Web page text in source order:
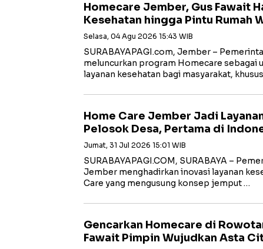
Homecare Jember, Gus Fawait
Kesehatan hingga Pintu Rumah
Selasa, 04 Agu 2026 15:43 WIB
SURABAYAPAGI.com, Jember –
meluncurkan program Homecare sebagai
layanan kesehatan bagi masyarakat,
Home Care Jember Jadi
Pelosok Desa, Pertama di
Jumat, 31 Jul 2026 15:01 WIB
SURABAYAPAGI.COM, SURABAYA –
Jember menghadirkan inovasi layanan
Care yang mengusung konsep jemput …
Gencarkan Homecare di
Fawait Pimpin Wujudkan Asta